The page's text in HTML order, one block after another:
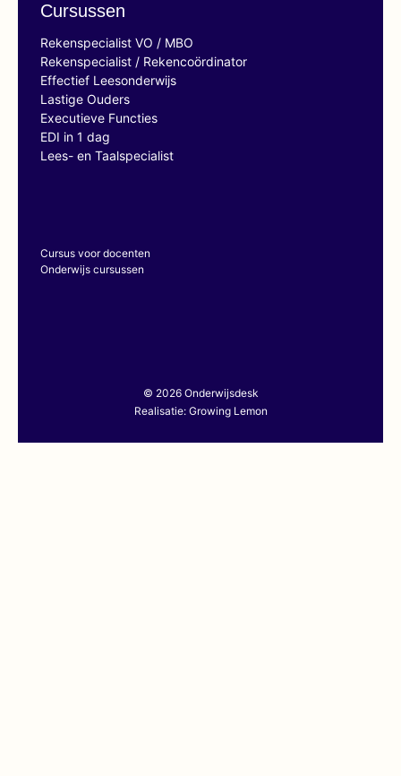
Cursussen
Rekenspecialist VO / MBO
Rekenspecialist / Rekencoördinator
Effectief Leesonderwijs
Lastige Ouders
Executieve Functies
EDI in 1 dag
Lees- en Taalspecialist
Cursus voor docenten
Onderwijs cursussen
© 2026 Onderwijsdesk
Realisatie: Growing Lemon